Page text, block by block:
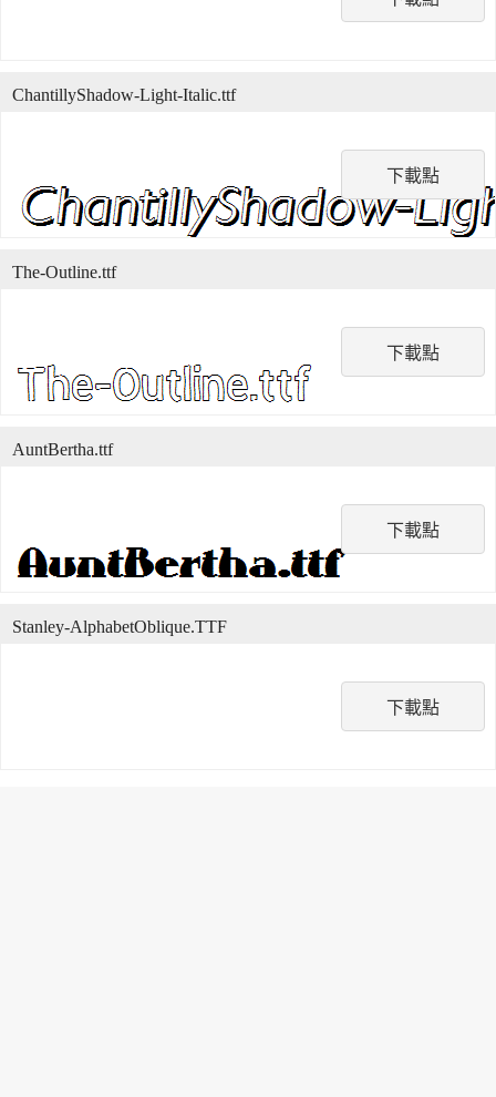
下載點
ChantillyShadow-Light-Italic.ttf
下載點
The-Outline.ttf
下載點
AuntBertha.ttf
下載點
Stanley-AlphabetOblique.TTF